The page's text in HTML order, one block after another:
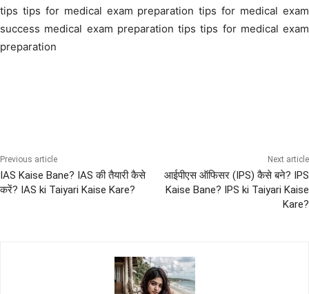
tips tips for medical exam preparation tips for medical exam
success medical exam preparation tips tips for medical exam
preparation
Previous article
IAS Kaise Bane? IAS की तैयारी कैसे
करें? IAS ki Taiyari Kaise Kare?
Next article
आईपीएस ऑफिसर (IPS) कैसे बने? IPS
Kaise Bane? IPS ki Taiyari Kaise
Kare?